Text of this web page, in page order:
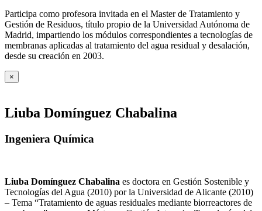
Participa como profesora invitada en el Master de Tratamiento y
Gestión de Residuos, título propio de la Universidad Autónoma de
Madrid, impartiendo los módulos correspondientes a tecnologías de
membranas aplicadas al tratamiento del agua residual y desalación,
desde su creación en 2003.
×
Liuba Domínguez Chabalina
Ingeniera Química
Liuba Domínguez Chabalina es doctora en Gestión Sostenible y
Tecnologías del Agua (2010) por la Universidad de Alicante (2010)
– Tema “Tratamiento de aguas residuales mediante biorreactores de